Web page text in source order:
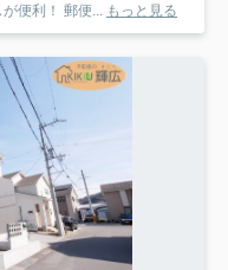
便利！ 郵便... もっと見る